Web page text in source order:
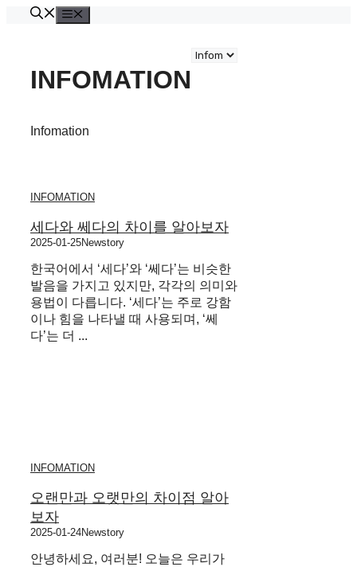
Skip
INFOMATION
카
Infomation
INFOMATION
세다와 쎄다의 차이를 알아보자
2025-01-25Newstory
한국어에서 ‘세다’와 ‘쎄다’는 비슷한
발음을 가지고 있지만, 각각의 의미와
용법이 다릅니다. ‘세다’는 주로 강함
이나 힘을 나타낼 때 사용되며, ‘쎄
다’는 더 ...
INFOMATION
오랜만과 오랫만의 차이점 알아
보자
2025-01-24Newstory
안녕하세요, 여러분! 오늘은 우리가